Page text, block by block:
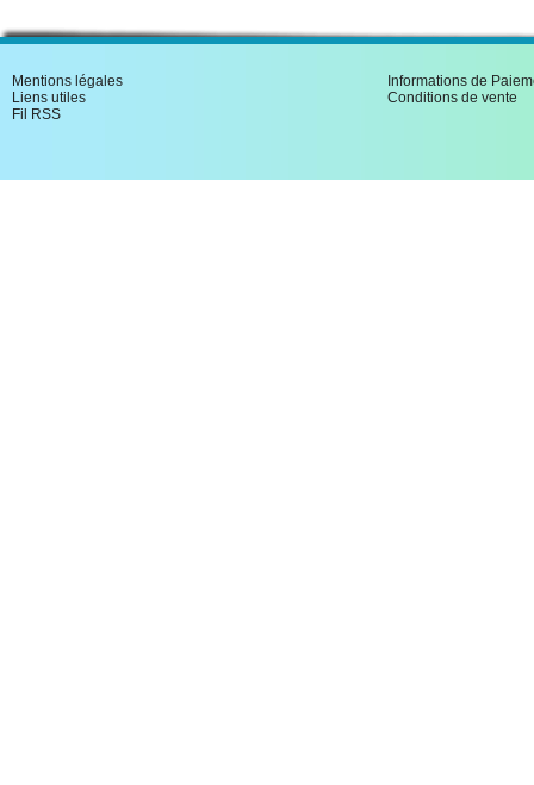
Mentions légales
Liens utiles
Fil RSS
Informations de
Conditions de vente